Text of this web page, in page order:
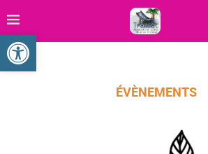
Ouvrir la barre d’outils
ÉVÈNEMENTS